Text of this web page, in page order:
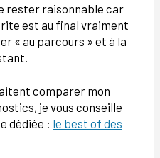
rester raisonnable car
est au final vraiment
« au parcours » et à la
comparer mon
je vous conseille
dédiée : le best of des